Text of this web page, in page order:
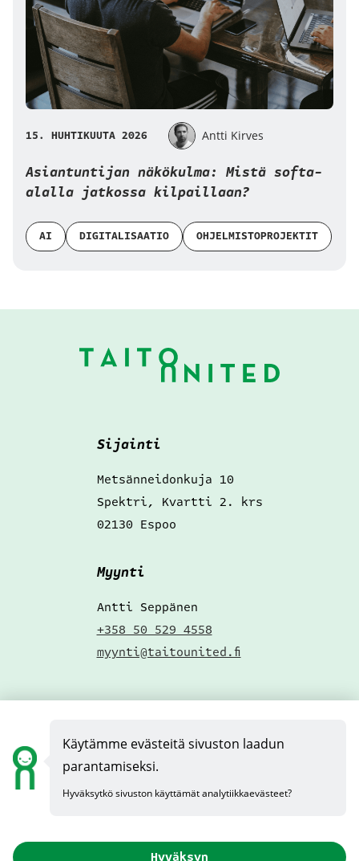
Käytämme evästeitä sivuston laadun
parantamiseksi.
Hyväksytkö sivuston käyttämät analytiikkaevästeet?
Hyväksyn
15. HUHTIKUUTA 2026 Antti Kirves
Asiantuntijan näkökulma: Mistä softa-
alalla jatkossa kilpaillaan?
AI DIGITALISAATIO OHJELMISTOPROJEKTIT
Sijainti
Metsänneidonkuja 10
Spektri, Kvartti 2. krs
02130 Espoo
Myynti
Antti Seppänen
+358 50 529 4558
myynti@taitounited.fi
Täytä pikahakemus
Taito United LinkedIn tili
Taito United Instagram tili
Taito Unitedin